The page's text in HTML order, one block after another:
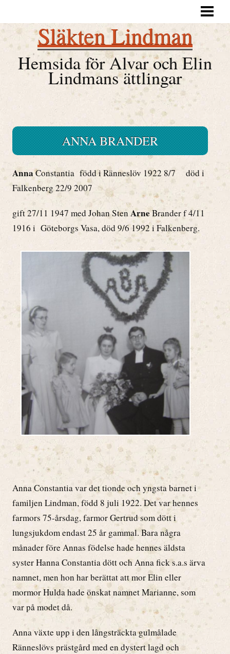
SLÄKTKRÖNIKA
ALVAR OCH ELIN
LINDMANSANOR
SLÄKTFÖRENINGEN
LITTERATUR, SEVÄRDHETER
Släkten Lindman
Hemsida för Alvar och Elin
Lindmans ättlingar
ANNA BRANDER
AnnaConstantia född i Ränneslöv 1922 8/7 död i
Falkenberg 22/9 2007
gift 27/11 1947 med Johan Sten ArneBrander f 4/11
1916 i Göteborgs Vasa, död 9/6 1992 i Falkenberg.
Anna Constantia var det tionde och yngsta barnet i
familjen Lindman, född 8 juli 1922. Det var hennes
farmors 75-årsdag, farmor Gertrud som dött i
lungsjukdom endast 25 år gammal. Bara några
månader före Annas födelse hade hennes äldsta
syster Hanna Constantia dött och Anna fick s.a.s ärva
namnet, men hon har berättat att mor Elin eller
mormor Hulda hade önskat namnet Marianne, som
var på modet då.
Anna växte upp i den långsträckta gulmålade
Ränneslövs prästgård med en dystert lagd och